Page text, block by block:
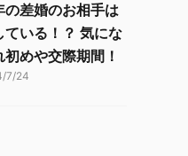
の差婚のお相手は
ている！？ 気にな
初めや交際期間！
7/24